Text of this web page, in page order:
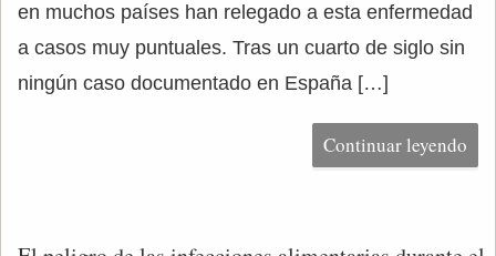
en muchos países han relegado a esta enfermedad
a casos muy puntuales. Tras un cuarto de siglo sin
ningún caso documentado en España […]
Continuar leyendo